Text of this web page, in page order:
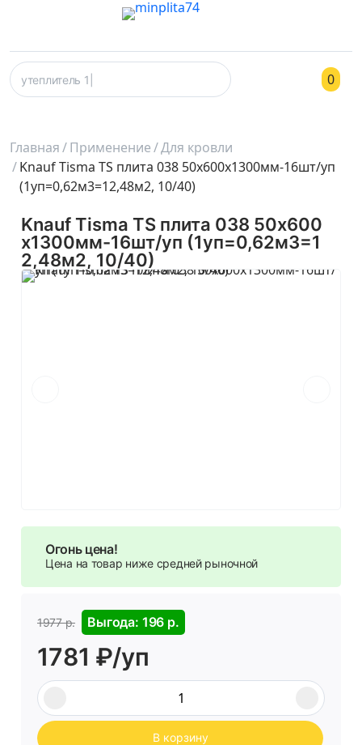
0
Главная Применение Для кровли
Knauf Tisma TS плита 038 50x600x1300мм-16шт/уп
(1уп=0,62м3=12,48м2, 10/40)
Knauf Tisma TS плита 038 50x600
x1300мм-16шт/уп (1уп=0,62м3=1
2,48м2, 10/40)
Огонь цена!
Цена на товар ниже средней рыночной
1977 р. Выгода: 196 р.
1781 ₽/уп
В корзину